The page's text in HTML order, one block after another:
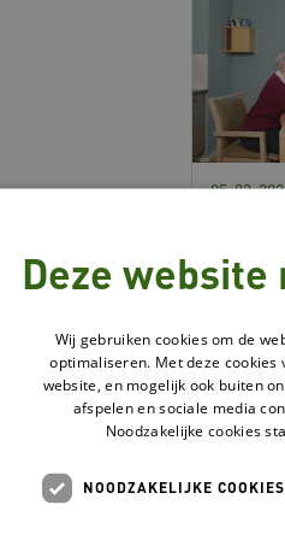
05-03-
de
Zorg
oordeel
Zorg
Deze
Wij gebruiken cookies om de
optimaliseren. Met deze
website, en mogelijk ook buiten
afspelen en sociale media
Noodzakelijke cookies
NOODZAKELIJKE COOKIES